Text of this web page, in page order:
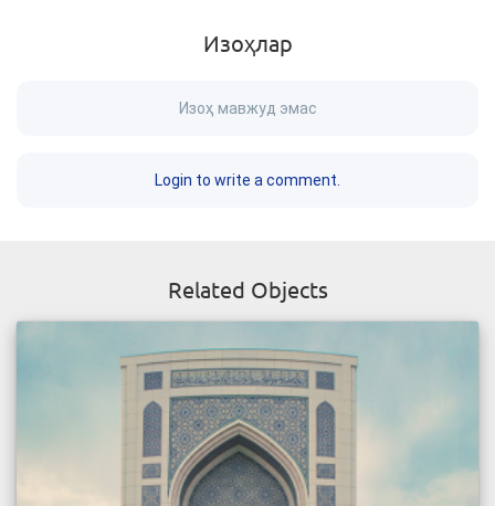
Изоҳлар
Изоҳ мавжуд эмас
Login to write a comment.
Related Objects